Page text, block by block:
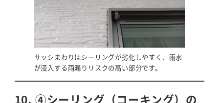
サッシまわりはシーリングが劣化しやすく、雨水
が浸入する雨漏りリスクの高い部分です。
10. ④シーリング（コーキング）の